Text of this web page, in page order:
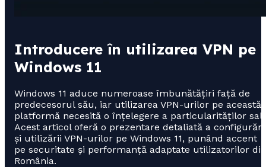
Introducere în utilizarea VPN pe
Windows 11
Windows 11 aduce numeroase îmbunătățiri față de
predecesorul său, iar utilizarea VPN-urilor pe această
platformă necesită o înțelegere a particularităților
Acest articol oferă o prezentare detaliată a configurării
și utilizării VPN-urilor pe Windows 11, punând accent
pe securitate și performanță adaptate utilizatorilor din
România.